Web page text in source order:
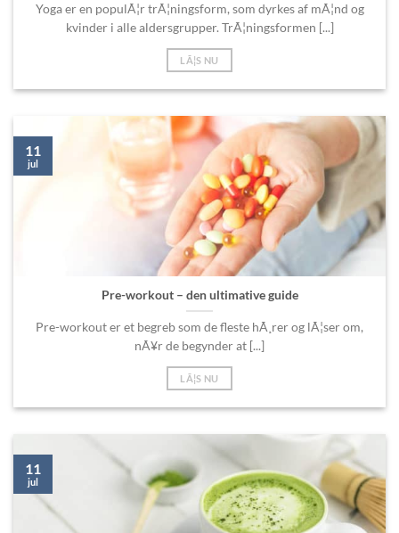
Yoga er en populÃ¦r trÃ¦ningsform, som dyrkes af mÃ¦nd og
kvinder i alle aldersgrupper. TrÃ¦ningsformen [...]
LÃ¦S NU
Pre-workout – den ultimative guide
Pre-workout er et begreb som de fleste hÃ¸rer og lÃ¦ser om,
nÃ¥r de begynder at [...]
LÃ¦S NU
11
jul
11
jul